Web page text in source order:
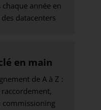
année en
datacenters
en main
de A à Z :
commissioning